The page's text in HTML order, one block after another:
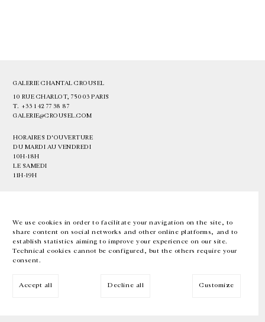
We use cookies in order to facilitate your navigation on the site, to
share content on social networks and other online platforms, and to
establish statistics aiming to improve your experience on our site.
Technical cookies cannot be configured, but the others require your
consent.
Accept all Decline all Customize
GALERIE CHANTAL CROUSEL
10 RUE CHARLOT, 75003 PARIS
T. +33 1 42 77 38 87
GALERIE@CROUSEL.COM
HORAIRES D'OUVERTURE
DU MARDI AU VENDREDI
10H-18H
LE SAMEDI
11H-19H
EN FR 中文 Facebook Instagram
Inscrivez-vous à notre newsletter